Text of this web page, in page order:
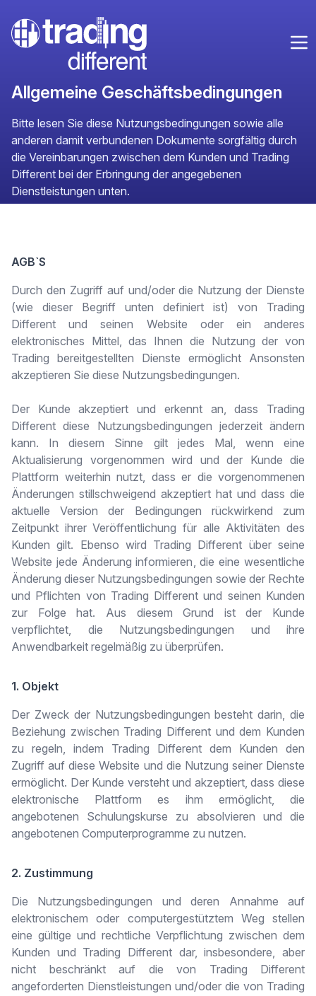
Trading Different
Allgemeine Geschäftsbedingungen
Bitte lesen Sie diese Nutzungsbedingungen sowie alle
anderen damit verbundenen Dokumente sorgfältig durch
die Vereinbarungen zwischen dem Kunden und Trading
Different bei der Erbringung der angegebenen
Dienstleistungen unten.
AGB`S
Durch den Zugriff auf und/oder die Nutzung der Dienste
(wie dieser Begriff unten definiert ist) von Trading
Different und seinen Website oder ein anderes
elektronisches Mittel, das Ihnen die Nutzung der von
Trading bereitgestellten Dienste ermöglicht Ansonsten
akzeptieren Sie diese Nutzungsbedingungen.
Der Kunde akzeptiert und erkennt an, dass Trading
Different diese Nutzungsbedingungen jederzeit ändern
kann. In diesem Sinne gilt jedes Mal, wenn eine
Aktualisierung vorgenommen wird und der Kunde die
Plattform weiterhin nutzt, dass er die vorgenommenen
Änderungen stillschweigend akzeptiert hat und dass die
aktuelle Version der Bedingungen rückwirkend zum
Zeitpunkt ihrer Veröffentlichung für alle Aktivitäten des
Kunden gilt. Ebenso wird Trading Different über seine
Website jede Änderung informieren, die eine wesentliche
Änderung dieser Nutzungsbedingungen sowie der Rechte
und Pflichten von Trading Different und seinen Kunden
zur Folge hat. Aus diesem Grund ist der Kunde
verpflichtet, die Nutzungsbedingungen und ihre
Anwendbarkeit regelmäßig zu überprüfen.
1. Objekt
Der Zweck der Nutzungsbedingungen besteht darin, die
Beziehung zwischen Trading Different und dem Kunden
zu regeln, indem Trading Different dem Kunden den
Zugriff auf diese Website und die Nutzung seiner Dienste
ermöglicht. Der Kunde versteht und akzeptiert, dass diese
elektronische Plattform es ihm ermöglicht, die
angebotenen Schulungskurse zu absolvieren und die
angebotenen Computerprogramme zu nutzen.
2. Zustimmung
Die Nutzungsbedingungen und deren Annahme auf
elektronischem oder computergestütztem Weg stellen
eine gültige und rechtliche Verpflichtung zwischen dem
Kunden und Trading Different dar, insbesondere, aber
nicht beschränkt auf die von Trading Different
angeforderten Dienstleistungen und/oder die von Trading